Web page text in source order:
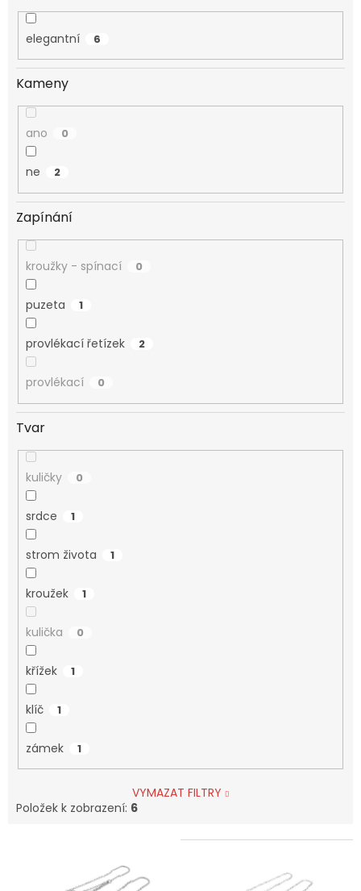
elegantní 6
Kameny
ano 0
ne 2
Zapínání
kroužky - spínací 0
puzeta 1
provlékací řetízek 2
provlékací 0
Tvar
kuličky 0
srdce 1
strom života 1
kroužek 1
kulička 0
křížek 1
klíč 1
zámek 1
VYMAZAT FILTRY
Položek k zobrazení: 6